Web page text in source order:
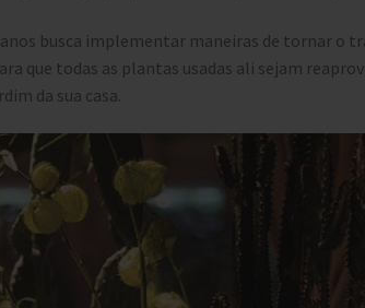
busca implementar maneiras de tornar o
que todas as plantas usadas ali sejam
da sua casa.